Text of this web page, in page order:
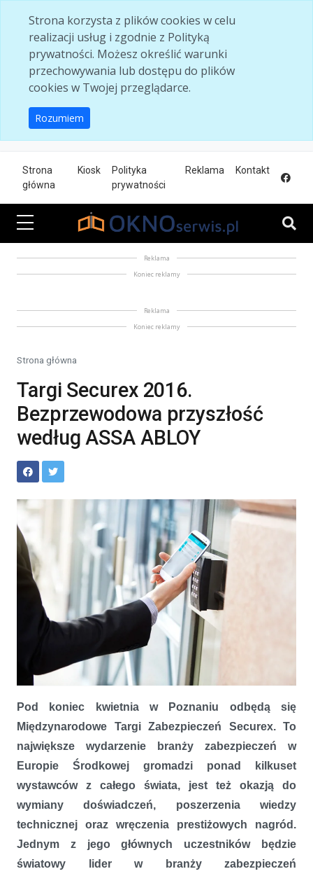
Strona korzysta z plików cookies w celu
realizacji usług i zgodnie z Polityką
prywatności. Możesz określić warunki
przechowywania lub dostępu do plików
cookies w Twojej przeglądarce.
Rozumiem
Strona
główna
Kiosk
Polityka
prywatności
Reklama Kontakt
Reklama
Koniec reklamy
Reklama
Koniec reklamy
Strona główna
Targi Securex 2016.
Bezprzewodowa przyszłość
według ASSA ABLOY
ABLOY
Pod koniec kwietnia w Poznaniu odbędą się
Międzynarodowe Targi Zabezpieczeń Securex. To
największe wydarzenie branży zabezpieczeń w
Europie Środkowej gromadzi ponad kilkuset
wystawców z całego świata, jest też okazją do
wymiany doświadczeń, poszerzenia wiedzy
technicznej oraz wręczenia prestiżowych nagród.
Jednym z jego głównych uczestników będzie
światowy lider w branży zabezpieczeń